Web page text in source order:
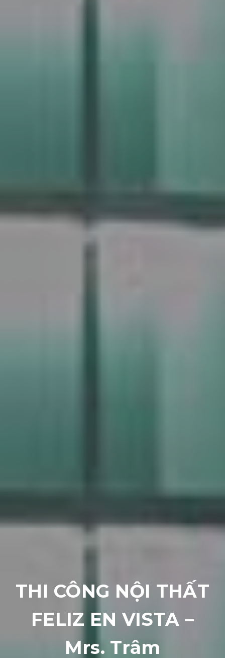
THI CÔNG NỘI THẤT
FELIZ EN VISTA –
Mrs. Trâm